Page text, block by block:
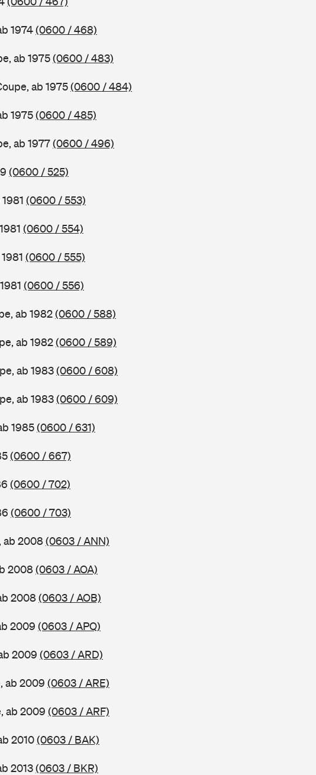
1974(0600 / 468)
ab 1975(0600 / 483)
ab 1975(0600 / 484)
1975(0600 / 485)
ab 1977(0600 / 496)
(0600 / 525)
(0600 / 553)
(0600 / 554)
(0600 / 555)
(0600 / 556)
ab 1982(0600 / 588)
ab 1982(0600 / 589)
ab 1983(0600 / 608)
ab 1983(0600 / 609)
1985(0600 / 631)
(0600 / 667)
(0600 / 702)
(0600 / 703)
ab 2008(0603 / ANN)
2008(0603 / AOA)
2008(0603 / AOB)
2009 (0603 / APQ)
2009 (0603 / ARD)
ab 2009 (0603 / ARE)
ab 2009 (0603 / ARF)
2010(0603 / BAK)
2013(0603 / BKR)